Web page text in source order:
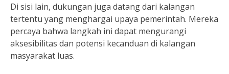
Di sisi lain, dukungan juga datang dari kalangan
tertentu yang menghargai upaya pemerintah. Mereka
percaya bahwa langkah ini dapat mengurangi
aksesibilitas dan potensi kecanduan di kalangan
masyarakat luas.